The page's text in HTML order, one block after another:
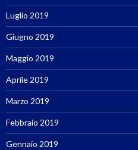
Luglio 2019
Giugno 2019
Maggio 2019
Aprile 2019
Marzo 2019
Febbraio 2019
Gennaio 2019